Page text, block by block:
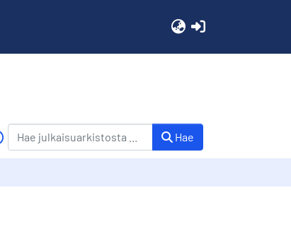
Hae